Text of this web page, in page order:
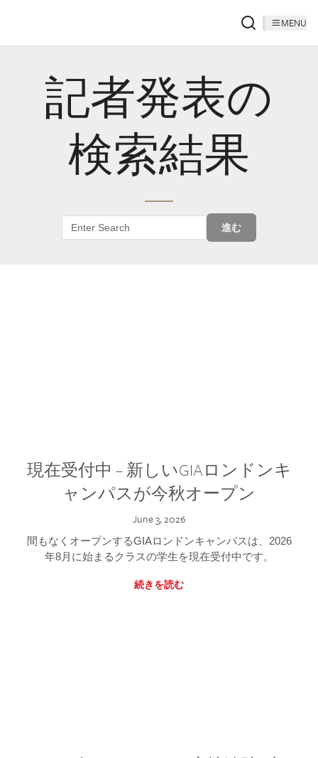
MENU
記者発表の
検索結果
進む
現在受付中 – 新しいGIAロンドンキ
ャンパスが今秋オープン
June 3, 2026
間もなくオープンするGIAロンドンキャンパスは、2026
年8月に始まるクラスの学生を現在受付中です。
続きを読む